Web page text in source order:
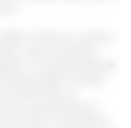
embora o cenário
o setor de grãos
A redução gradual
humana
ainda mais na
que a demanda por
Para o presidente